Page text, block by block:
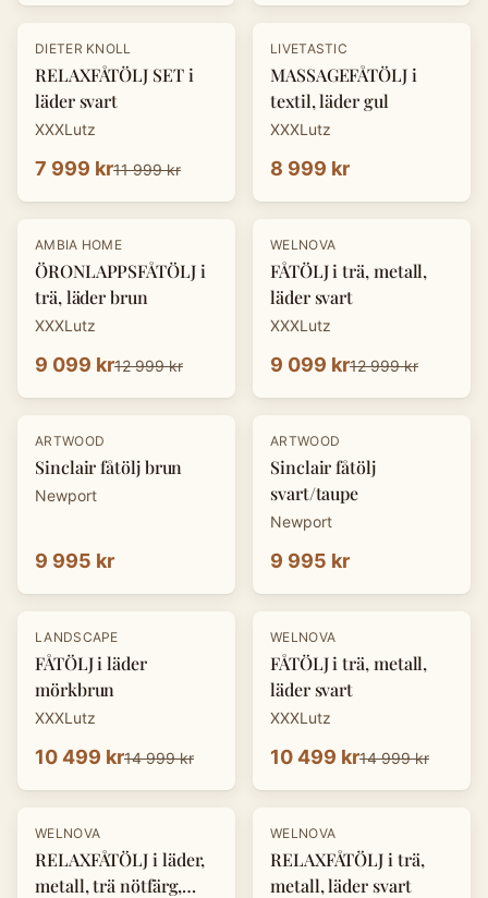
-33%
DIETER KNOLL
RELAXFÅTÖLJ SET i
läder svart
XXXLutz
7 999 kr11 999 kr
LIVETASTIC
MASSAGEFÅTÖLJ i
textil, läder gul
XXXLutz
8 999 kr
-30%
AMBIA HOME
ÖRONLAPPSFÅTÖLJ i
trä, läder brun
XXXLutz
9 099 kr12 999 kr
-30 %
WELNOVA
FÅTÖLJ i trä, metall,
läder svart
XXXLutz
9 099 kr12 999 kr
ARTWOOD
Sinclair fåtölj brun
Newport
9 995 kr
ARTWOOD
Sinclair fåtölj
svart/taupe
Newport
9 995 kr
- 30%
LANDSCAPE
FÅTÖLJ i läder
mörkbrun
XXXLutz
10 499 kr14 999 kr
-30 %
WELNOVA
FÅTÖLJ i trä, metall,
läder svart
XXXLutz
10 499 kr14 999 kr
-30 %
WELNOVA
RELAXFÅTÖLJ i läder,
metall, trä nötfärg,
-30 %
WELNOVA
RELAXFÅTÖLJ i trä,
metall, läder svart